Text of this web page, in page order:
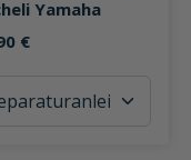
Yamaha
€